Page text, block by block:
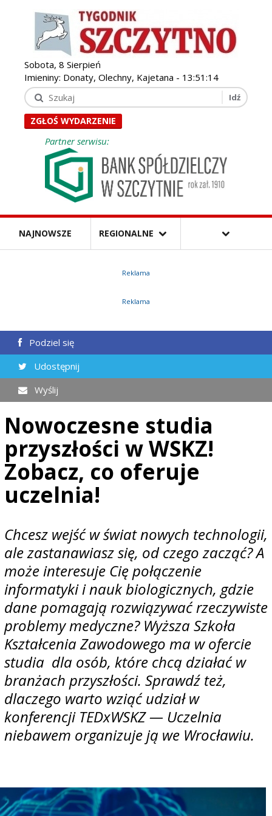
Sobota, 8 Sierpień
Imieniny: Donaty, Olechny, Kajetana - 13:51:16
ZGŁOŚ WYDARZENIE
Partner serwisu:
NAJNOWSZE REGIONALNE
Reklama
Reklama
Podziel się
Udostępnij
Wyślij
Nowoczesne studia
przyszłości w WSKZ!
Zobacz, co oferuje
uczelnia!
Chcesz wejść w świat nowych technologii,
ale zastanawiasz się, od czego zacząć? A
może interesuje Cię połączenie
informatyki i nauk biologicznych, gdzie
dane pomagają rozwiązywać rzeczywiste
problemy medyczne? Wyższa Szkoła
Kształcenia Zawodowego ma w ofercie
studia dla osób, które chcą działać w
branżach przyszłości. Sprawdź też,
dlaczego warto wziąć udział w
konferencji TEDxWSKZ — Uczelnia
niebawem organizuje ją we Wrocławiu.